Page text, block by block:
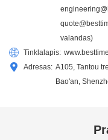
valandas)
Tinklalapis:
Adresas: A105, Tantou
Bao'an,